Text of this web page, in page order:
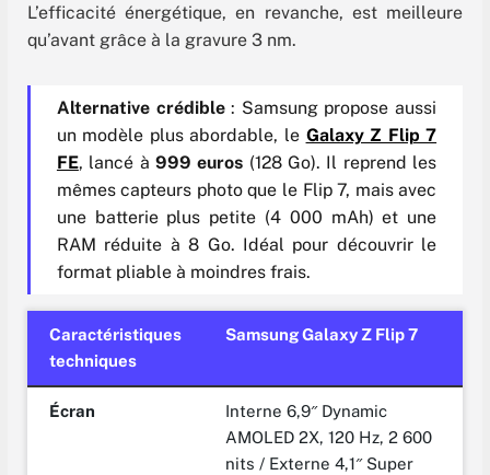
L’efficacité énergétique, en revanche, est meilleure
qu’avant grâce à la gravure 3 nm.
Alternative crédible: Samsung propose aussi
un modèle plus abordable, le Galaxy Z Flip 7
FE, lancé à 999 euros (128 Go). Il reprend les
mêmes capteurs photo que le Flip 7, mais avec
une batterie plus petite (4 000 mAh) et une
RAM réduite à 8 Go. Idéal pour découvrir le
format pliable à moindres frais.
Caractéristiques
techniques
Samsung Galaxy Z Flip 7
Écran
Interne 6,9″ Dynamic
AMOLED 2X, 120 Hz, 2 600
nits / Externe 4,1″ Super